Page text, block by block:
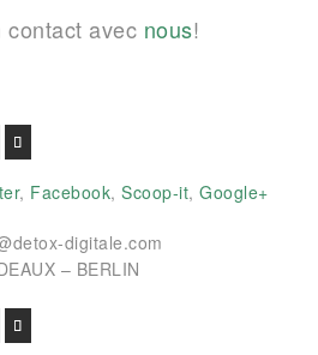
contact avec nous!
, Facebook, Scoop-it, Google+
digitale.com
– BERLIN